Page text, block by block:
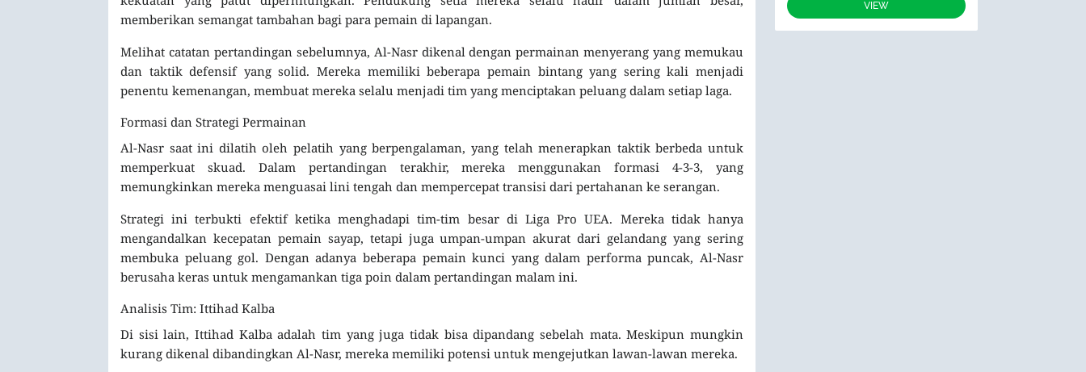
memberikan semangat tambahan bagi para pemain di lapangan.
Melihat catatan pertandingan sebelumnya, Al-Nasr dikenal dengan permainan menyerang yang memukau
dan taktik defensif yang solid. Mereka memiliki beberapa pemain bintang yang sering kali menjadi
penentu kemenangan, membuat mereka selalu menjadi tim yang menciptakan peluang dalam setiap laga.
Formasi dan Strategi Permainan
Al-Nasr saat ini dilatih oleh pelatih yang berpengalaman, yang telah menerapkan taktik berbeda untuk
memperkuat skuad. Dalam pertandingan terakhir, mereka menggunakan formasi 4-3-3, yang
memungkinkan mereka menguasai lini tengah dan mempercepat transisi dari pertahanan ke serangan.
Strategi ini terbukti efektif ketika menghadapi tim-tim besar di Liga Pro UEA. Mereka tidak hanya
mengandalkan kecepatan pemain sayap, tetapi juga umpan-umpan akurat dari gelandang yang sering
membuka peluang gol. Dengan adanya beberapa pemain kunci yang dalam performa puncak, Al-Nasr
berusaha keras untuk mengamankan tiga poin dalam pertandingan malam ini.
Analisis Tim: Ittihad Kalba
Di sisi lain, Ittihad Kalba adalah tim yang juga tidak bisa dipandang sebelah mata. Meskipun mungkin
kurang dikenal dibandingkan Al-Nasr, mereka memiliki potensi untuk mengejutkan lawan-lawan mereka.
VIEW